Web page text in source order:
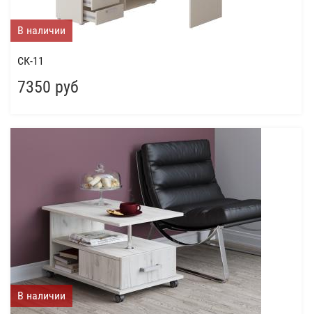
В наличии
СК-11
7350 руб
В наличии